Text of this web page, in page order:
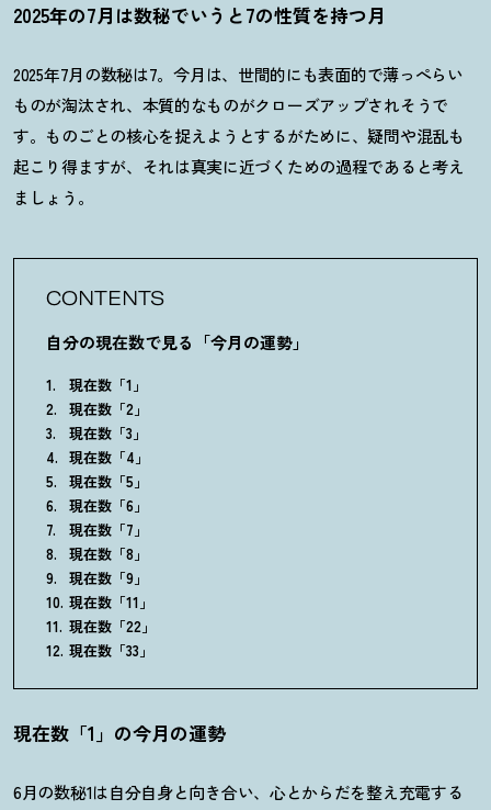
2025年の7月は数秘でいうと7の性質を持つ月
2025年7月の数秘は7。今月は、世間的にも表面的で薄っぺらい
ものが淘汰され、本質的なものがクローズアップされそうで
す。ものごとの核心を捉えようとするがために、疑問や混乱も
起こり得ますが、それは真実に近づくための過程であると考え
ましょう。
CONTENTS
自分の現在数で見る「今月の運勢」
現在数「1」
現在数「2」
現在数「3」
現在数「4」
現在数「5」
現在数「6」
現在数「7」
現在数「8」
現在数「9」
現在数「11」
現在数「22」
現在数「33」
現在数「1」の今月の運勢
6月の数秘1は自分自身と向き合い、心とからだを整え充電する